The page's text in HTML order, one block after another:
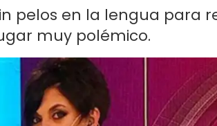
pelos en la lengua para
muy polémico.